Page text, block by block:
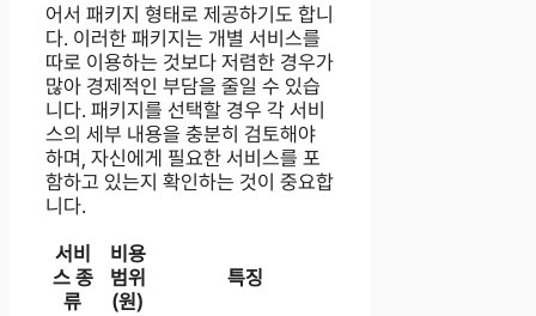
어서 패키지 형태로 제공하기도 합니
다. 이러한 패키지는 개별 서비스를
따로 이용하는 것보다 저렴한 경우가
많아 경제적인 부담을 줄일 수 있습
니다. 패키지를 선택할 경우 각 서비
스의 세부 내용을 충분히 검토해야
하며, 자신에게 필요한 서비스를 포
함하고 있는지 확인하는 것이 중요합
니다.
서비
스 종
류
비용
범위
(원)
특징